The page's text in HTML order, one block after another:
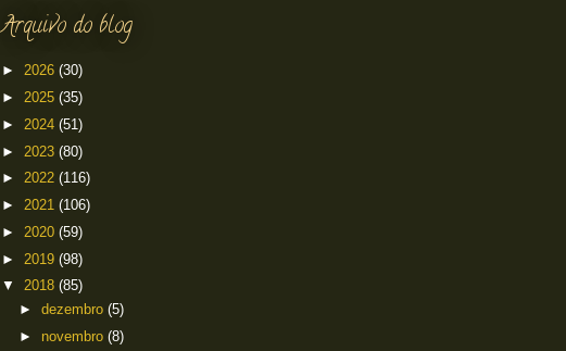
Arquivo do blog
► 2026 (30)
► 2025 (35)
► 2024 (51)
► 2023 (80)
► 2022 (116)
► 2021 (106)
► 2020 (59)
► 2019 (98)
▼ 2018 (85)
► dezembro (5)
► novembro (8)